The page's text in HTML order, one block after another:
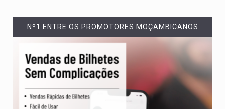
Nº1 ENTRE OS PROMOTORES MOÇAMBICANOS